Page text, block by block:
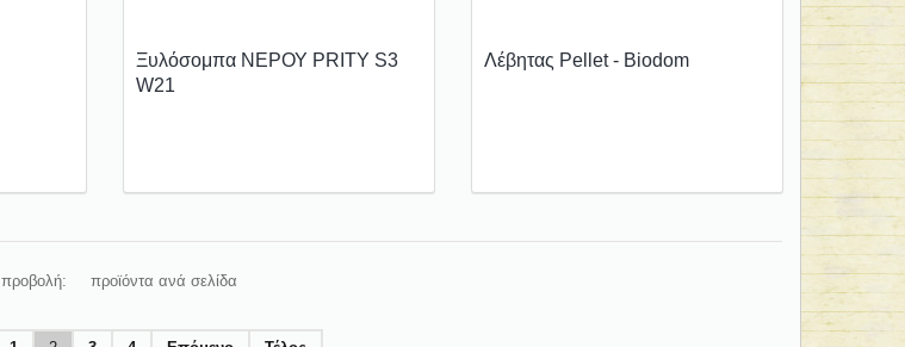
Ξυλόσομπα ΝΕΡΟΥ PRITY S3
W21
Λέβητας Pellet - Biodom
προβολή: προϊόντα ανά σελίδα